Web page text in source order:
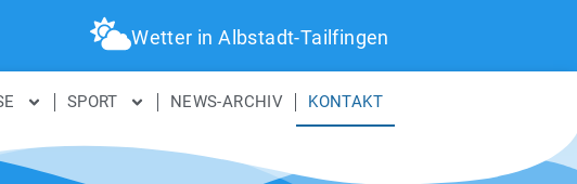
Wetter in Albstadt-Tailfingen
SPORT NEWS-ARCHIV KONTAKT